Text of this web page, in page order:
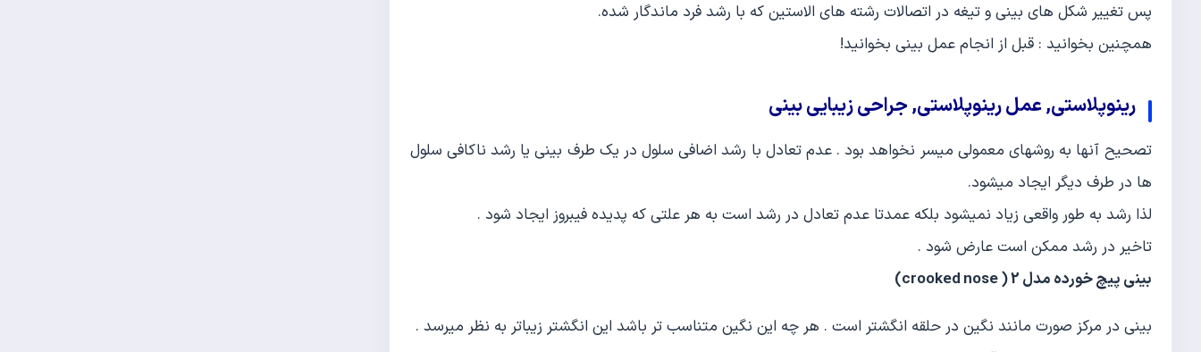
پس تغییر شکل های بینی و تیغه در اتصالات رشته های الاستین که با رشد فرد ماندگار شده.
همچنین بخوانید : قبل از انجام عمل بینی بخوانید!
رینوپلاستی, عمل رینوپلاستی, جراحیزیبایی بینی
تصحیح آنها به روشهای معمولی میسر نخواهد بود . عدم تعادل با رشد اضافی سلول در یک طرف بینی یا رشد ناکافی سلول
ها در طرف دیگر ایجاد میشود.
لذا رشد به طور واقعی زیاد نمیشود بلکه عمدتا عدم تعادل در رشد است به هر علتی که پدیده فیبروز ایجاد شود .
تاخیر در رشد ممکن است عارض شود .
بینی پیچ خورده مدل 2 ( crooked nose)
بینی در مرکز صورت مانند نگین در حلقه انگشتر است . هر چه این نگین متناسب تر باشد این انگشتر زیباتر به نظر میرسد .